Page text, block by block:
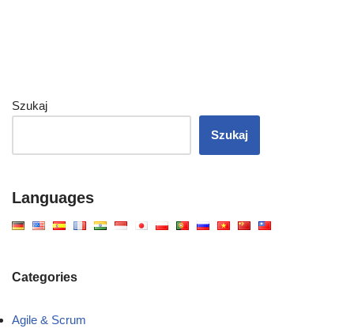
Szukaj
Szukaj
Languages
Categories
Agile & Scrum